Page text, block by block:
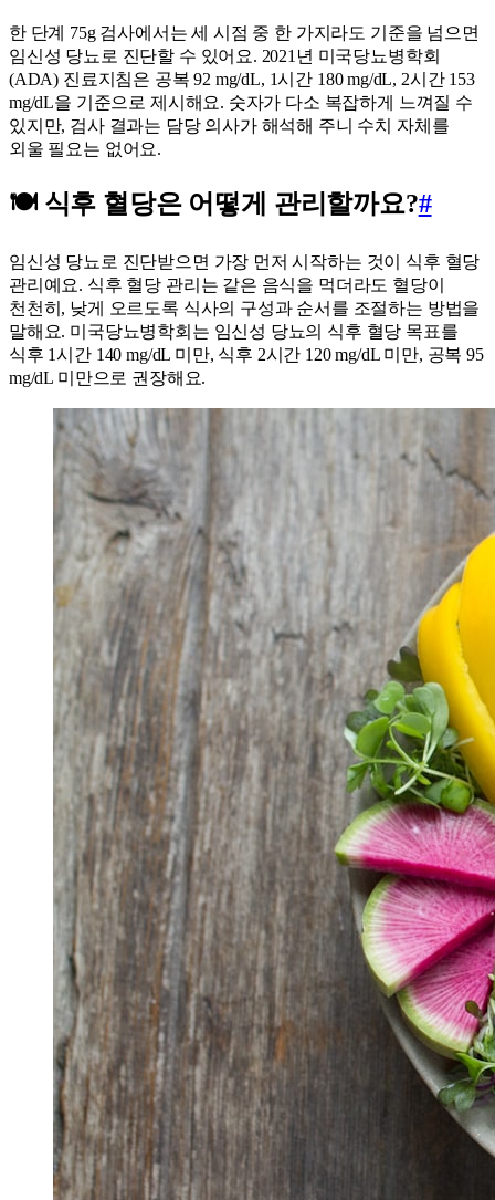
한 단계 75g 검사에서는 세 시점 중 한 가지라도 기준을 넘으면
임신성 당뇨로 진단할 수 있어요. 2021년 미국당뇨병학회
(ADA) 진료지침은 공복 92 mg/dL, 1시간 180 mg/dL, 2시간 153
mg/dL을 기준으로 제시해요. 숫자가 다소 복잡하게 느껴질 수
있지만, 검사 결과는 담당 의사가 해석해 주니 수치 자체를
외울 필요는 없어요.
🍽️ 식후 혈당은 어떻게 관리할까요?#
임신성 당뇨로 진단받으면 가장 먼저 시작하는 것이 식후 혈당
관리예요. 식후 혈당 관리는 같은 음식을 먹더라도 혈당이
천천히, 낮게 오르도록 식사의 구성과 순서를 조절하는 방법을
말해요. 미국당뇨병학회는 임신성 당뇨의 식후 혈당 목표를
식후 1시간 140 mg/dL 미만, 식후 2시간 120 mg/dL 미만, 공복 95
mg/dL 미만으로 권장해요.